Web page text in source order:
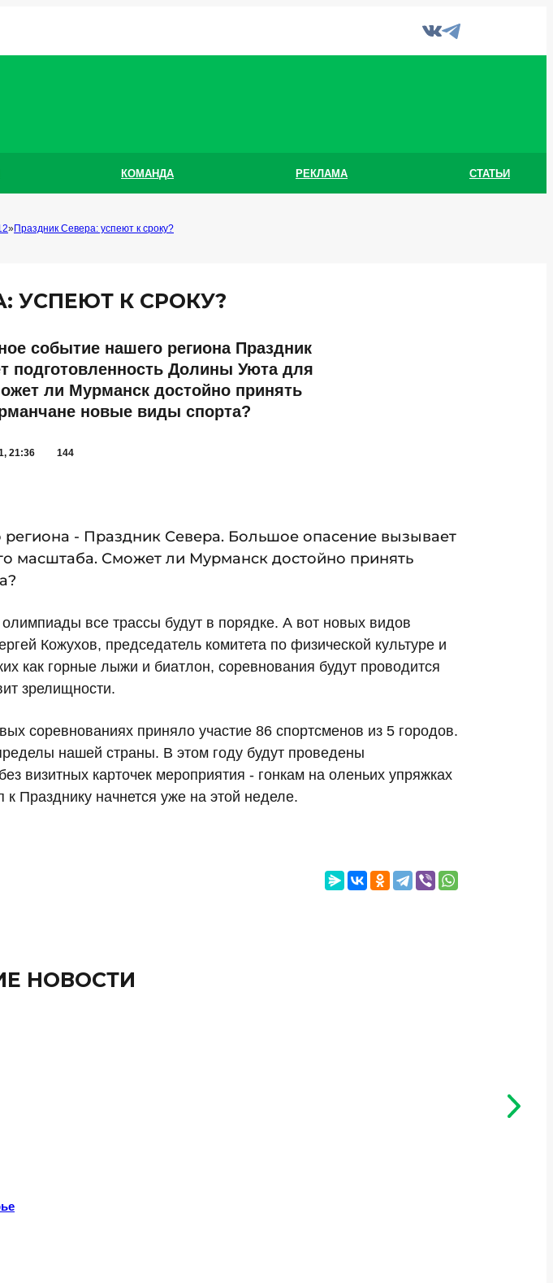
КОМАНДА РЕКЛАМА СТАТЬИ
Праздник Севера: успеют к сроку?
УСПЕЮТ К СРОКУ?
событие нашего региона Праздник
подготовленность Долины Уюта для
ли Мурманск достойно принять
новые виды спорта?
21:36 144
- Праздник Севера. Большое опасение вызывает
масштаба. Сможет ли Мурманск достойно принять
все трассы будут в порядке. А вот новых видов
Кожухов, председатель комитета по физической культуре и
как горные лыжи и биатлон, соревнования будут проводится
зрелищности.
соревнованиях приняло участие 86 спортсменов из 5 городов.
нашей страны. В этом году будут проведены
визитных карточек мероприятия - гонкам на оленьих упряжках
Празднику начнется уже на этой неделе.
НОВОСТИ